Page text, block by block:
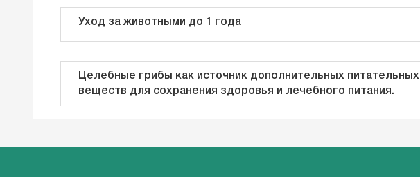
Уход за животными до 1 года
Целебные грибы как источник дополнительных питательных
веществ для сохранения здоровья и лечебного питания.